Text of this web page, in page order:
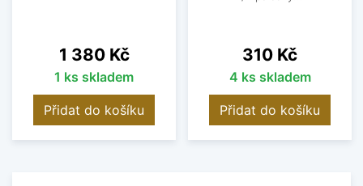
Cena
1 380 Kč
1 ks skladem
Přidat do košíku
Cena
310 Kč
4 ks skladem
Přidat do košíku